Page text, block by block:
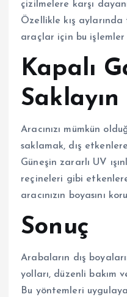
çizilmelere karşı
Özellikle kış
araçlar için bu
Kapalı
Saklayın
Aracınızı mümkün
saklamak, dış
Güneşin zararlı UV
reçineleri gibi
aracınızın boyasını
Sonuç
Arabaların dış
yolları, düzenli bakım
Bu yöntemleri